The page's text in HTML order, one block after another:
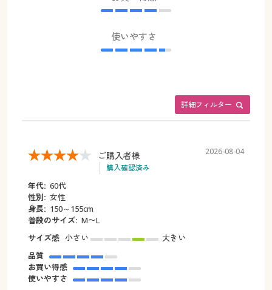
使いやすさ
詳細フィルター
ご購入者様
購入確認済み
2026-08-04
年代: 60代
性別: 女性
身長: 150～155cm
普段のサイズ: M〜L
サイズ感 小さい
大きい
品質
お買い得感
使いやすさ